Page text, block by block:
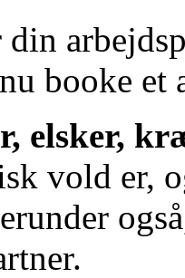
booke
elsker,
vold er,